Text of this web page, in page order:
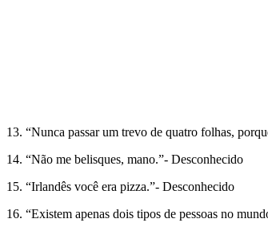
13. “Nunca passar um trevo de quatro folhas,
14. “Não me belisques, mano.”- Desconhecido
15. “Irlandês você era pizza.”- Desconhecido
16. “Existem apenas dois tipos de pessoas no